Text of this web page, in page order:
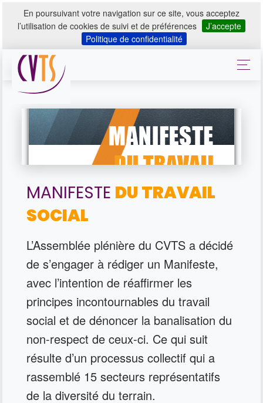
En poursuivant votre navigation sur ce site, vous acceptez
l’utilisation de cookies de suivi et de préférences
J’accepte
Politique de confidentialité
MANIFESTE DU TRAVAIL
SOCIAL
L’Assemblée plénière du CVTS a décidé
de s’engager à rédiger un Manifeste,
avec l’intention de réaffirmer les
principes incontournables du travail
social et de dénoncer la banalisation du
non-respect de ceux-ci. Ce qui suit
résulte d’un processus collectif qui a
rassemblé 15 secteurs représentatifs
de la diversité du terrain.